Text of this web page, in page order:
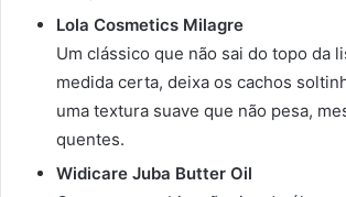
Lola Cosmetics Milagre
Um clássico que não sai do topo da
medida certa, deixa os cachos
uma textura suave que não pesa,
quentes.
Widicare Juba Butter Oil